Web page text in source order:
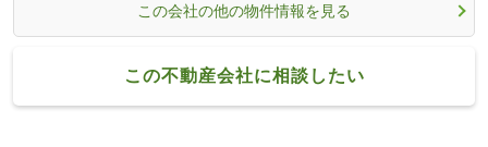
この会社の他の物件情報を見る
この不動産会社に相談したい